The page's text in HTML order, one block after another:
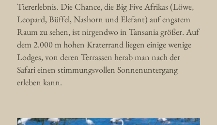
Tiererlebnis. Die Chance, die Big Five Afrikas (Löwe,
Leopard, Büffel, Nashorn und Elefant) auf engstem
Raum zu sehen, ist nirgendwo in Tansania größer. Auf
dem 2.000 m hohen Kraterrand liegen einige wenige
Lodges, von deren Terrassen herab man nach der
Safari einen stimmungsvollen Sonnenuntergang
erleben kann.